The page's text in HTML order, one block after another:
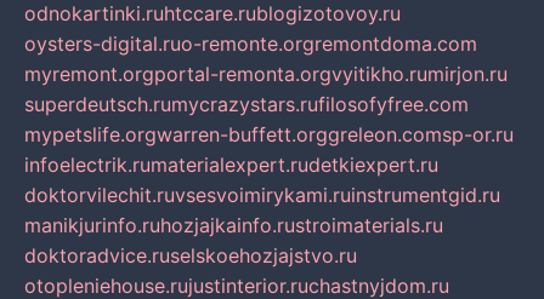
odnokartinki.ruhtccare.rublogizotovoy.ru
oysters-digital.ruo-remonte.orgremontdoma.com
myremont.orgportal-remonta.orgvyitikho.rumirjon.ru
superdeutsch.rumycrazystars.rufilosofyfree.com
mypetslife.orgwarren-buffett.orggreleon.comsp-or.ru
infoelectrik.rumaterialexpert.rudetkiexpert.ru
doktorvilechit.ruvsesvoimirykami.ruinstrumentgid.ru
manikjurinfo.ruhozjajkainfo.rustroimaterials.ru
doktoradvice.ruselskoehozjajstvo.ru
otopleniehouse.rujustinterior.ruchastnyjdom.ru